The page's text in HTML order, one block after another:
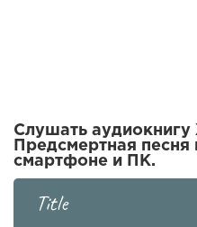
Слушать
Предсмертная песня
смартфоне и ПК.
Title